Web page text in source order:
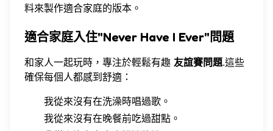
料來製作適合家庭的版本。
適合家庭入住"Never Have I Ever"問題
和家人一起玩時，專注於輕鬆有趣 友誼賽問題.這些
確保每個人都感到舒適：
我從來沒有在洗澡時唱過歌。
我從來沒有在晚餐前吃過甜點。